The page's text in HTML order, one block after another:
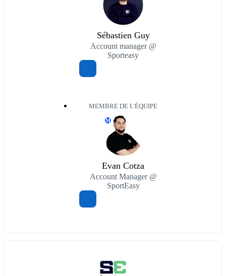
Sébastien Guy
Account manager @
Sporteasy
MEMBRE DE L'ÉQUIPE
M
Evan Cotza
Account Manager @
SportEasy